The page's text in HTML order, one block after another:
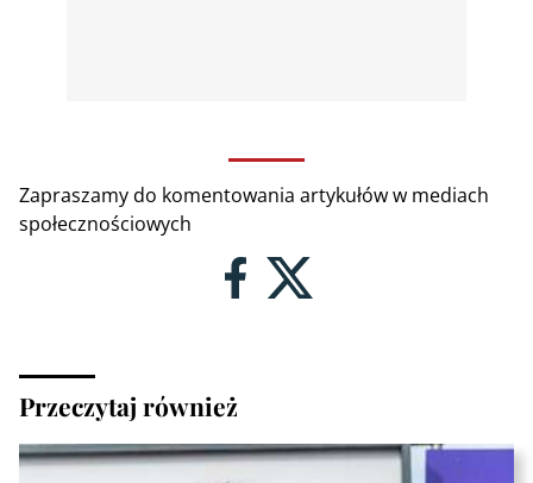
Zapraszamy do komentowania artykułów w mediach
społecznościowych
Przeczytaj również